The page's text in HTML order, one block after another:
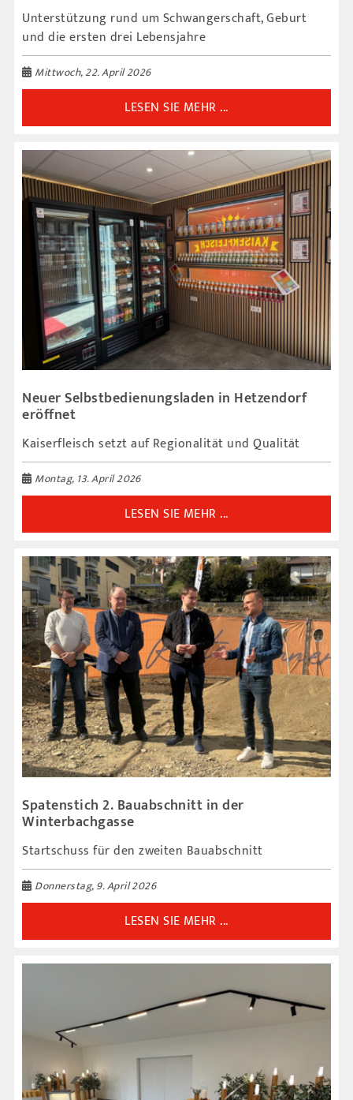
Unterstützung rund um Schwangerschaft, Geburt
und die ersten drei Lebensjahre
Mittwoch, 22. April 2026
LESEN SIE MEHR ...
Neuer Selbstbedienungsladen in Hetzendorf
eröffnet
Kaiserfleisch setzt auf Regionalität und Qualität
Montag, 13. April 2026
LESEN SIE MEHR ...
Spatenstich 2. Bauabschnitt in der
Winterbachgasse
Startschuss für den zweiten Bauabschnitt
Donnerstag, 9. April 2026
LESEN SIE MEHR ...